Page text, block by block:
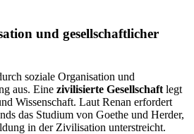
und gesellschaftlicher
soziale Organisation und
aus. Eine zivilisierte Gesellschaft legt
Wissenschaft. Laut Renan erfordert
das Studium von Goethe und Herder,
in der Zivilisation unterstreicht.